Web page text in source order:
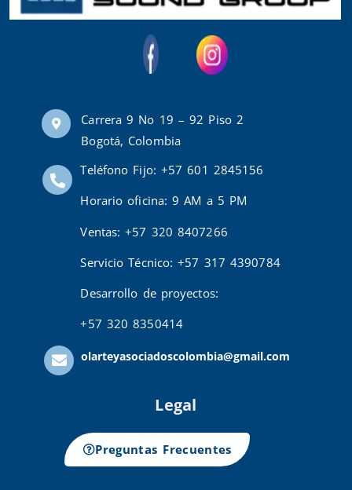
Carrera 9 No 19 – 92 Piso 2
Bogotá, Colombia
Teléfono Fijo: +57 601 2845156
Horario oficina: 9 AM a 5 PM
Ventas: +57 320 8407266
Servicio Técnico: +57 317 4390784
Desarrollo de proyectos:
+57 320 8350414
olarteyasociadoscolombia@gmail.com
Legal
Preguntas Frecuentes